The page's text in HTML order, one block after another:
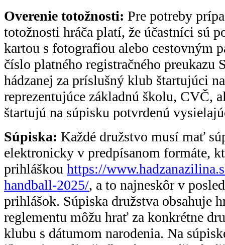
Overenie totožnosti: Pre potreby
totožnosti hráča platí, že účastníci sú
kartou s fotografiou alebo cestovným
číslo platného registračného preukazu
hádzanej za príslušný klub štartujúci
reprezentujúce základnú školu, CVČ,
štartujú na súpisku potvrdenú
Súpiska: Každé družstvo musí mať
elektronicky v predpísanom formáte,
prihláškou https://
handball-2025/, a to najneskôr v
prihlášok. Súpiska družstva obsahuje
reglementu môžu hrať za konkrétne
klubu s dátumom narodenia. Na